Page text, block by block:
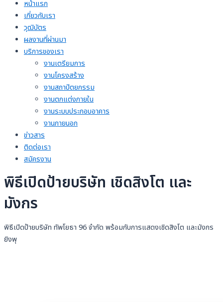
หน้าแรก
เกี่ยวกับเรา
วุฒิบัตร
ผลงานที่ผ่านมา
บริการของเรา
งานเตรียมการ
งานโครงสร้าง
งานสถาปัตยกรรม
งานตกแต่งภายใน
งานระบบประกอบอาคาร
งานภายนอก
ข่าวสาร
ติดต่อเรา
สมัครงาน
พิธีเปิดป้ายบริษัท เชิดสิงโต และ
มังกร
พิธีเปิดป้ายบริษัท ทัพโยธา 96 จำกัด พร้อมกับการแสดงเชิดสิงโต และมังกร
ยิงพุ